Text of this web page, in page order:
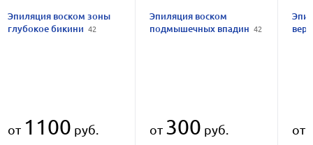
Эпиляция воском зоны
глубокое бикини 42
Эпиляция воском
подмышечных впадин42
от 1100 руб. от 300 руб. от